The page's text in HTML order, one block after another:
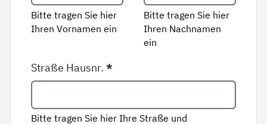
Bitte tragen Sie hier
Ihren Vornamen ein
Bitte tragen Sie hier
Ihren Nachnamen
ein
Straße Hausnr.*
Bitte tragen Sie hier Ihre Straße und